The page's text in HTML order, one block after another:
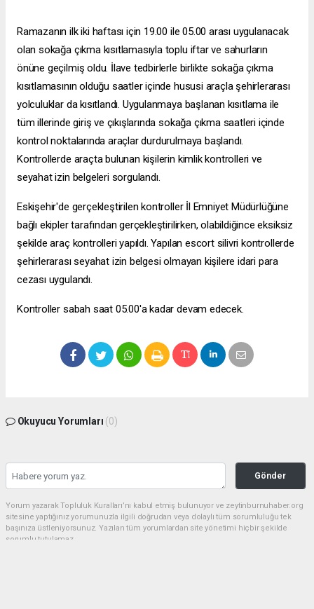
Ramazanın ilk iki haftası için 19.00 ile 05.00 arası uygulanacak
olan sokağa çıkma kısıtlamasıyla toplu iftar ve sahurların
önüne geçilmiş oldu. İlave tedbirlerle birlikte sokağa çıkma
kısıtlamasının olduğu saatler içinde hususi araçla şehirlerarası
yolculuklar da kısıtlandı. Uygulanmaya başlanan kısıtlama ile
tüm illerinde giriş ve çıkışlarında sokağa çıkma saatleri içinde
kontrol noktalarında araçlar durdurulmaya başlandı.
Kontrollerde araçta bulunan kişilerin kimlik kontrolleri ve
seyahat izin belgeleri sorgulandı.
Eskişehir'de gerçekleştirilen kontroller İl Emniyet Müdürlüğüne
bağlı ekipler tarafından gerçekleştirilirken, olabildiğince eksiksiz
şekilde araç kontrolleri yapıldı. Yapılan escort silivri kontrollerde
şehirlerarası seyahat izin belgesi olmayan kişilere idari para
cezası uygulandı.
Kontroller sabah saat 05.00'a kadar devam edecek.
Okuyucu Yorumları (0)
Gönder
Yorum yazarak Topluluk Kuralları’nı kabul etmiş bulunuyor ve zeytinburnuhaber.org
sitesine yaptığınız yorumunuzla ilgili doğrudan veya dolaylı tüm sorumluluğu tek
başınıza üstleniyorsunuz. Yazılan tüm yorumlardan site yönetimi hiçbir şekilde
sorumlu tutulamaz.